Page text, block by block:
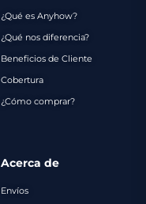
¿Qué es Anyhow?
¿Qué nos diferencia?
Beneficios de Cliente
Cobertura
¿Cómo comprar?
Acerca de
Envíos